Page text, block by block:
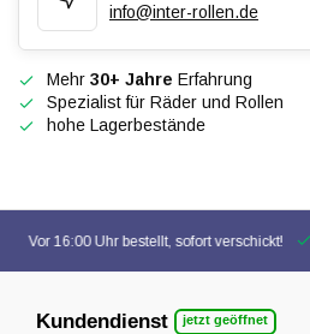
info@inter-rollen.de
Mehr 30+ Jahre Erfahrung
Spezialist für Räder und Rollen
hohe Lagerbestände
Vor 16:00 Uhr bestellt, sofort verschickt!
Kundendienst jetzt geöffnet